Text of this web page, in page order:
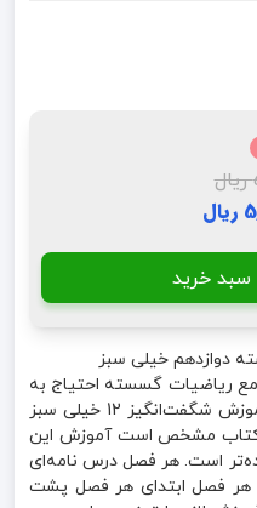
سبد خرید
دوازدهم خیلی سبز
ریاضیات گسسته احتیاج به
کتاب قوی دارید می‌توانید کتاب آموزش شگفت‌انگیز 12 خیلی سبز
کتاب مشخص است آموزش این
است. هر فصل درس نامه‌ای
هر فصل ابتدای هر فصل پشت